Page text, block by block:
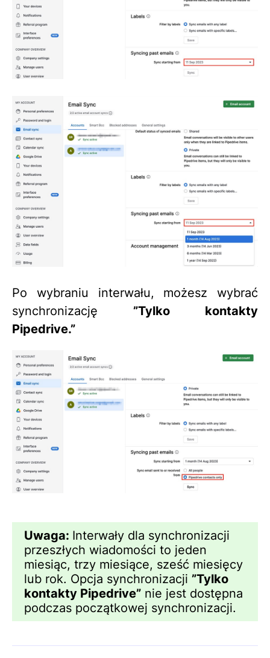
Po wybraniu interwału, możesz wybrać
synchronizację ”Tylko kontakty
Pipedrive.”
Uwaga: Interwały dla synchronizacji
przeszłych wiadomości to jeden
miesiąc, trzy miesiące, sześć miesięcy
lub rok. Opcja synchronizacji ”Tylko
kontakty Pipedrive” nie jest dostępna
podczas początkowej synchronizacji.